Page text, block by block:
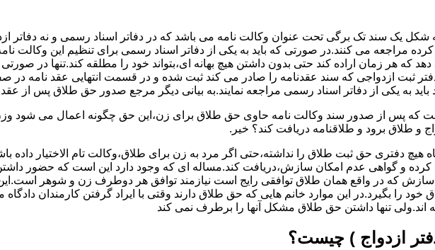
یک سند تک برگی تحت عنوان وکالت نامه می باشد که در دفاتر اسناد رسمی و نه دفاتر
مراجعه می کنند.در صورتی که باید به یکی از دفاتر اسناد رسمی برای تنظیم این وکالت
که هر زمان اراده کند حتی بدون داشتن هیچ بهانه ای،بتواند خود را مطلقه کند.تنها در
ثبت ازدواجی که سند عقدنامه را صادر می کند ثبت شده و در قسمت انتهایی عقد نامه
به یکی از دفاتر اسناد رسمی مراجعه نمایند.به بیانی دیگر مرجع صدور حق طلاق پس از
پس از صدور سند وکالت نامه حاوی حق طلاق برای زن،این حق چگونه اعمال می شود وزن
و طلاق برود و طلاقنامه دریافت کند؟ خیر.
هیچ دفتری حق ثبت طلاق را نداشته،حتی اگر مرد به زن برای طلاق،وکالت تام الاختیار داده
کرده و گواهی عدم امکان سازش،دریافت کند.مساله ای که وجود دارد این است که حضور
که در واقع همان طلاق توافقی رایج است نیازمند توافق هر دوطرف زن و شوهر
خود را بگیرد.در این موارد خانم هایی که حق طلاق دارند وقتی با ایراد گرفتن کارمندان
اند.ولی تنها داشتن حق طلاق مشکل آنها را برطرف نمی کند
ازدواج ) چیست؟